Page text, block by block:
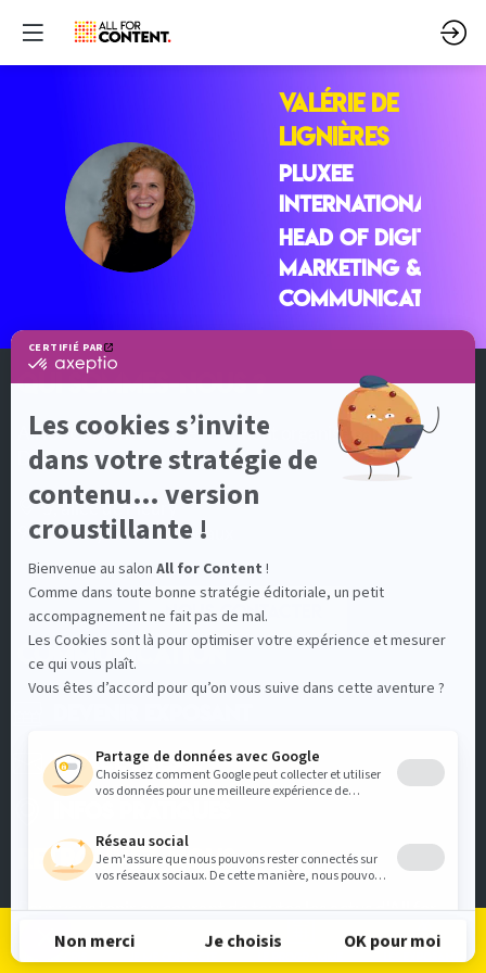
VDL
Valérie DE
LIGNIÈRES
PLUXEE
INTERNATIONAL
Head of Digital,
Marketing &
Communication
QUI SOMMES-NOUS ?
All for Content est un événement organisé par
DotEvents
5, allée de Fleury
92130 Issy-les-Moulineaux
Nous contacter
COMMUNICATION
Espace Presse
RETROUVEZ-NOUS
Pour vous tenir au courant de toutes les actus d'All for
Content